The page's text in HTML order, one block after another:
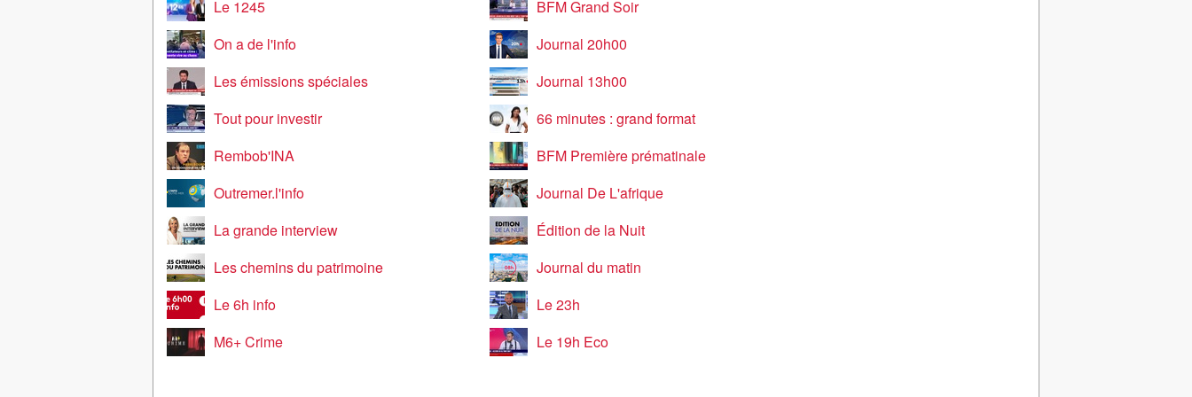
Le 1245
BFM Grand Soir
On a de l'info
Journal 20h00
Les émissions spéciales
Journal 13h00
Tout pour investir
66 minutes : grand format
Rembob'INA
BFM Première prématinale
Outremer.l'info
Journal De L'afrique
La grande interview
Édition de la Nuit
Les chemins du patrimoine
Journal du matin
Le 6h info
Le 23h
M6+ Crime
Le 19h Eco